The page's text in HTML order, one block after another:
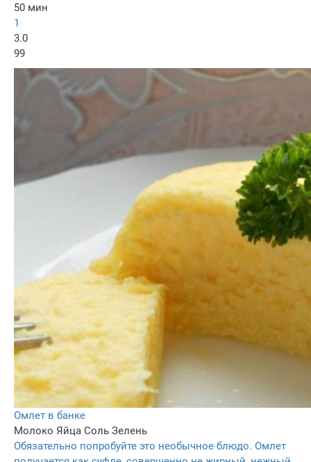
50 мин
1
3.0
99
Омлет в банке
Молоко Яйца Соль Зелень
Обязательно попробуйте это необычное блюдо. Омлет